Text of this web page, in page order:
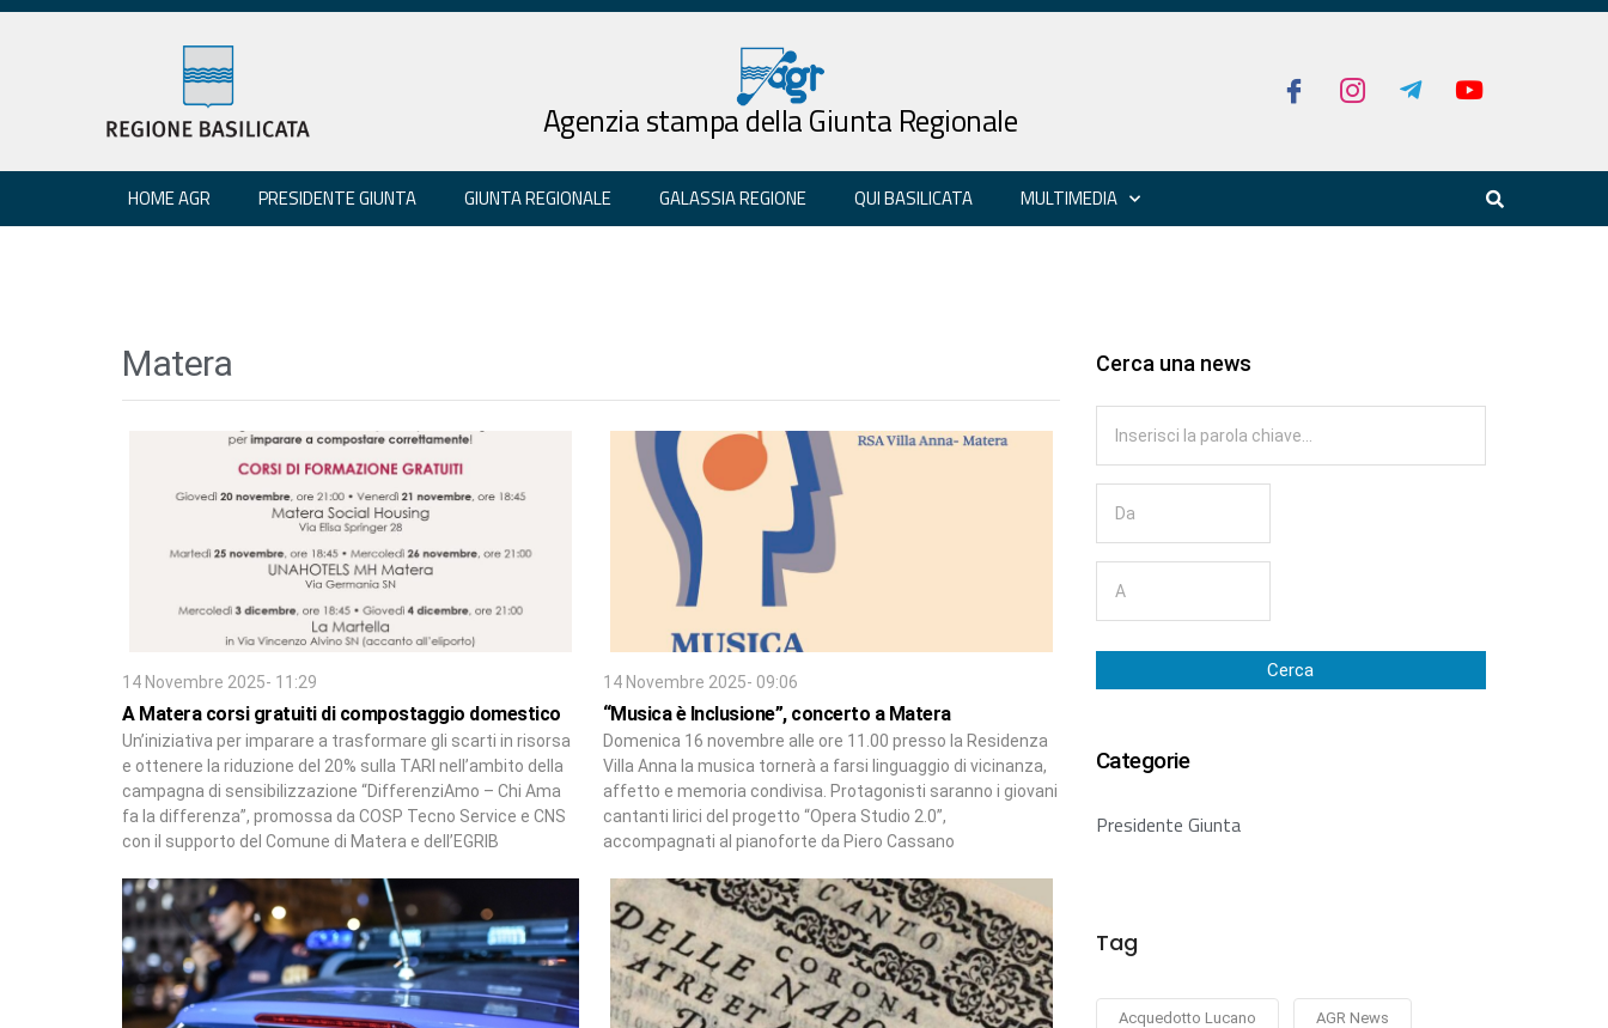
Agenzia stampa della Giunta Regionale
HOME AGR PRESIDENTE GIUNTA GIUNTA REGIONALE GALASSIA REGIONE QUI BASILICATA MULTIMEDIA
Matera
14 Novembre 2025- 11:29
A Matera corsi gratuiti di compostaggio domestico
Un’iniziativa per imparare a trasformare gli scarti in risorsa
e ottenere la riduzione del 20% sulla TARI nell’ambito della
campagna di sensibilizzazione “DifferenziAmo – Chi Ama
fa la differenza”, promossa da COSP Tecno Service e CNS
con il supporto del Comune di Matera e dell’EGRIB
14 Novembre 2025- 09:06
“Musica è Inclusione”, concerto a Matera
Domenica 16 novembre alle ore 11.00 presso la Residenza
Villa Anna la musica tornerà a farsi linguaggio di vicinanza,
affetto e memoria condivisa. Protagonisti saranno i giovani
cantanti lirici del progetto “Opera Studio 2.0”,
accompagnati al pianoforte da Piero Cassano
Cerca una news
Cerca
Categorie
Presidente Giunta
Tag
Acquedotto Lucano AGR News